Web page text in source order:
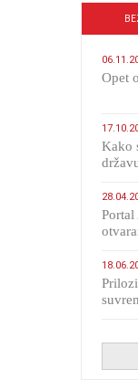
​Opet
Kako